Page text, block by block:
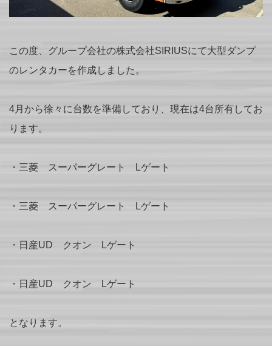
この度、グループ会社の株式会社SIRIUSにて大型ダンプ
のレンタカーを作成しました。
4月から徐々に台数を準備しており、現在は4台所有してお
ります。
・三菱 スーパーグレート Lゲート
・三菱 スーパーグレート Lゲート
・日産UD クオン Lゲート
・日産UD クオン Lゲート
となります。